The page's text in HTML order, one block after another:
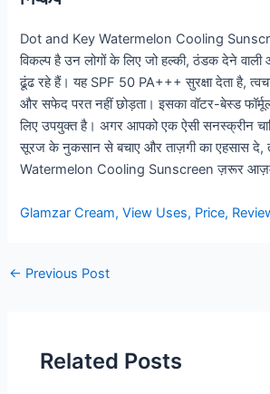
Dot and Key Watermelon Cooling
विकल्प है उन लोगों के लिए जो हल्की, ठंडक देने
ढूंढ रहे हैं। यह SPF 50 PA+++ सुरक्षा देता है,
और सफेद परत नहीं छोड़ता। इसका वॉटर-बेस्ड
लिए उपयुक्त है। अगर आपको एक ऐसी सनस्क्रीन
सूरज के नुकसान से बचाए और ताज़गी का एहसास दे,
Watermelon Cooling Sunscreen ज़रूर
Glamzar Cream, View Uses, Price,
Post
← Previous Post
Related Posts